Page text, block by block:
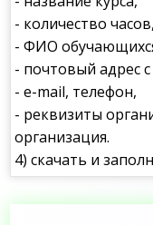
- количество часов,
- ФИО
- почтовый адрес
- e-mail, телефон,
- реквизиты
организация.
4) скачать и